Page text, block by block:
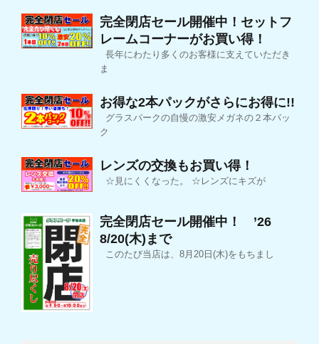
完全閉店セール開催中！セットフ
レームコーナーがお買い得！
長年にわたり多くのお客様に支えていただき
ま
お得な2本パックがさらにお得に!!
グラスパークの自慢の激安メガネの２本パッ
ク
レンズの交換もお買い得！
☆見にくくなった。 ☆レンズにキズが
完全閉店セール開催中！ ’26
8/20(木)まで
このたび当店は、8月20日(木)をもちまし